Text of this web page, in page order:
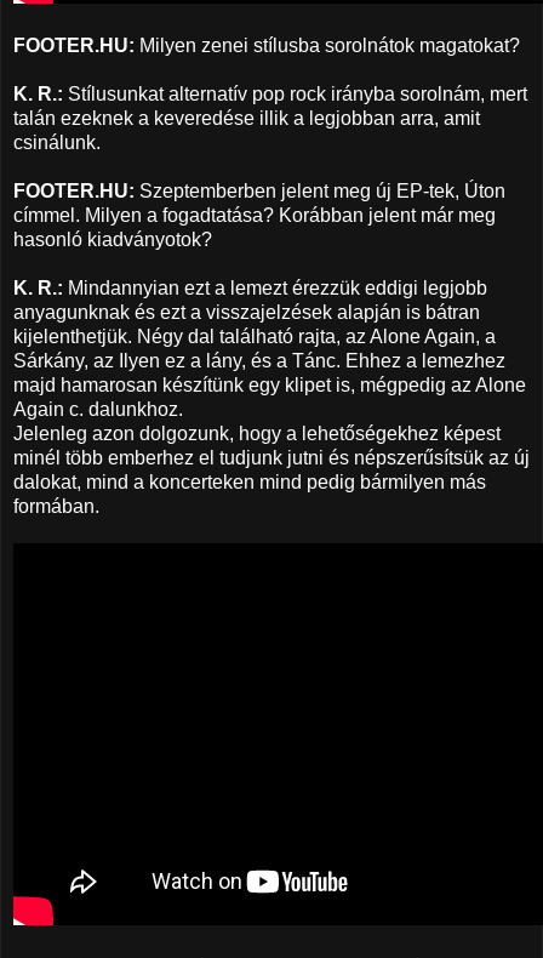
FOOTER.HU: Milyen zenei stílusba sorolnátok magatokat?
K. R.: Stílusunkat alternatív pop rock irányba sorolnám, mert
talán ezeknek a keveredése illik a legjobban arra, amit
csinálunk.
FOOTER.HU: Szeptemberben jelent meg új EP-tek, Úton
címmel. Milyen a fogadtatása? Korábban jelent már meg
hasonló kiadványotok?
K. R.: Mindannyian ezt a lemezt érezzük eddigi legjobb
anyagunknak és ezt a visszajelzések alapján is bátran
kijelenthetjük. Négy dal található rajta, az Alone Again, a
Sárkány, az Ilyen ez a lány, és a Tánc. Ehhez a lemezhez
majd hamarosan készítünk egy klipet is, mégpedig az Alone
Again c. dalunkhoz.
Jelenleg azon dolgozunk, hogy a lehetőségekhez képest
minél több emberhez el tudjunk jutni és népszerűsítsük az új
dalokat, mind a koncerteken mind pedig bármilyen más
formában.